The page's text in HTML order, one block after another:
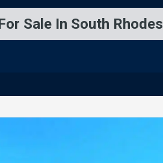
Sale In South Rhodes